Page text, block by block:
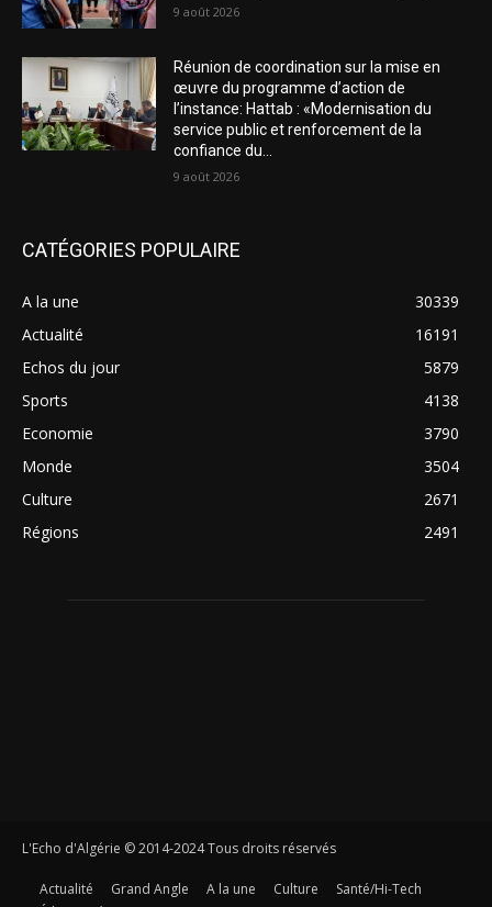
9 août 2026
Réunion de coordination sur la mise en
œuvre du programme d’action de
l’instance: Hattab : «Modernisation du
service public et renforcement de la
confiance du...
9 août 2026
CATÉGORIES POPULAIRE
A la une
30339
Actualité
16191
Echos du jour
5879
Sports
4138
Economie
3790
Monde
3504
Culture
2671
Régions
2491
L'Echo d'Algérie © 2014-2024 Tous droits réservés
Actualité Grand Angle A la une Culture
Santé/Hi-Tech